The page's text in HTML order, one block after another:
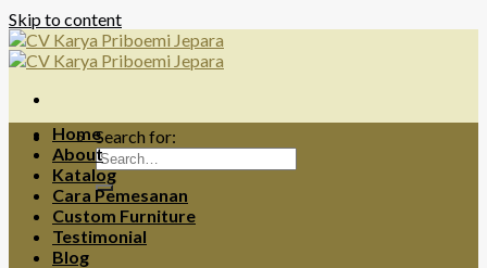
Skip to content
Search for:
Home
About
Katalog
Cara Pemesanan
Custom Furniture
Testimonial
Blog